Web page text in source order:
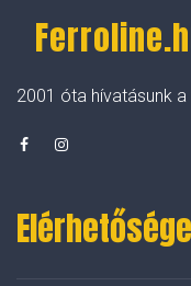
2001 óta hívatásunk